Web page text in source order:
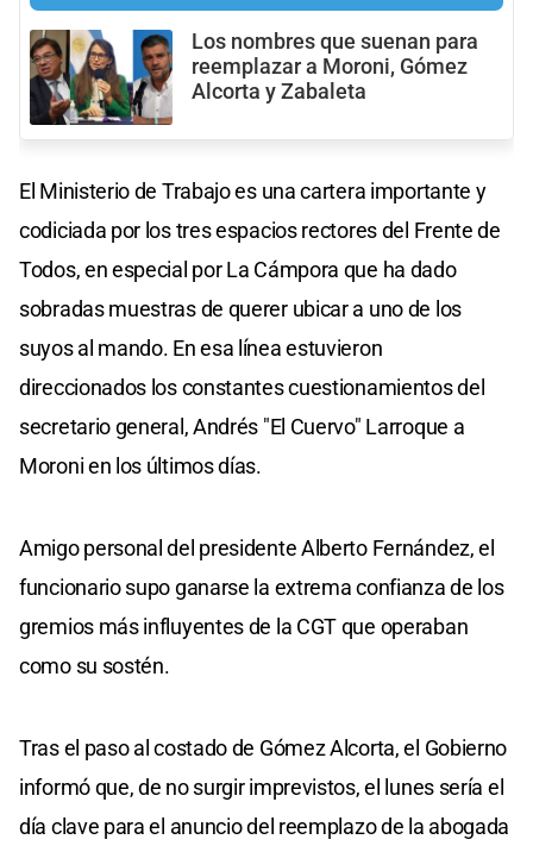
Los nombres que suenan para
reemplazar a Moroni, Gómez
Alcorta y Zabaleta
El Ministerio de Trabajo es una cartera importante y
codiciada por los tres espacios rectores del Frente de
Todos, en especial por La Cámpora que ha dado
sobradas muestras de querer ubicar a uno de los
suyos al mando. En esa línea estuvieron
direccionados los constantes cuestionamientos del
secretario general, Andrés "El Cuervo" Larroque a
Moroni en los últimos días.
Amigo personal del presidente Alberto Fernández, el
funcionario supo ganarse la extrema confianza de los
gremios más influyentes de la CGT que operaban
como su sostén.
Tras el paso al costado de Gómez Alcorta, el Gobierno
informó que, de no surgir imprevistos, el lunes sería el
día clave para el anuncio del reemplazo de la abogada